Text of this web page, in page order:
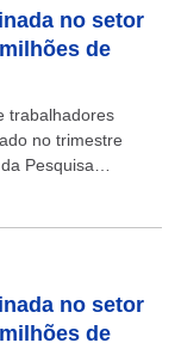
no setor
de
trabalhadores
no trimestre
Pesquisa
no setor
de